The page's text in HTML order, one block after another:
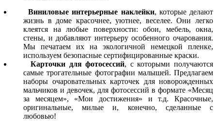
Виниловые интерьерные наклейки, которые делают
жизнь в доме красочнее, уютнее, веселее. Они легко
клеятся на любые поверхности: обои, мебель, окна,
стены, и добавляют интерьеру особенного очарования.
Мы печатаем их на экологичной немецкой пленке,
используем безопасные сертифицированные краски.
Карточки для фотосессий, с которыми получаются
самые трогательные фотографии малышей. Предлагаем
наборы очаровательных карточек для новорожденных
мальчиков и девочек, для фотосессий в формате «Месяц
за месяцем», «Мои достижения» и т.д. Красочные,
оригинальные, милые и, конечно, сделанные с
любовью!